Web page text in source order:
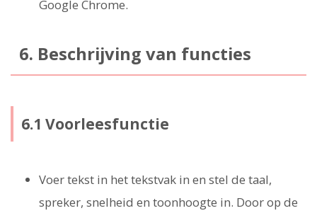
Google Chrome.
6. Beschrijving van functies
6.1 Voorleesfunctie
Voer tekst in het tekstvak in en stel de taal,
spreker, snelheid en toonhoogte in. Door op de